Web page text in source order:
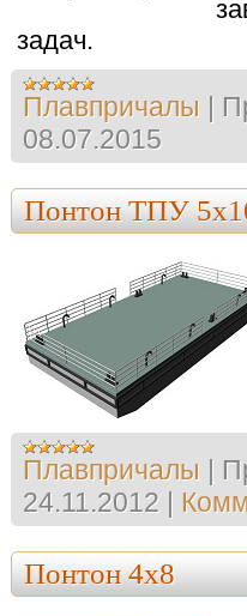
задач.
Плавпричалы |
08.07.2015
Понтон ТПУ
Плавпричалы |
24.11.2012 |
Понтон 4х8